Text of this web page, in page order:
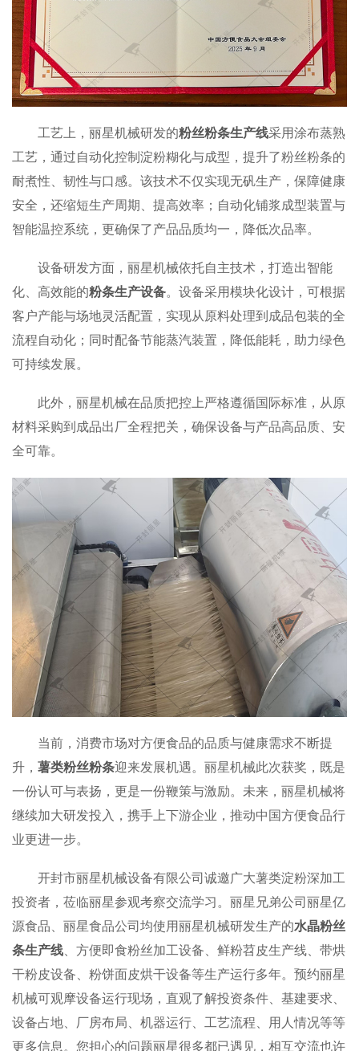
工艺上，丽星机械研发的粉丝粉条生产线采用涂布蒸熟
工艺，通过自动化控制淀粉糊化与成型，提升了粉丝粉条的
耐煮性、韧性与口感。该技术不仅实现无矾生产，保障健康
安全，还缩短生产周期、提高效率；自动化铺浆成型装置与
智能温控系统，更确保了产品品质均一，降低次品率。
设备研发方面，丽星机械依托自主技术，打造出智能
化、高效能的粉条生产设备。设备采用模块化设计，可根据
客户产能与场地灵活配置，实现从原料处理到成品包装的全
流程自动化；同时配备节能蒸汽装置，降低能耗，助力绿色
可持续发展。
此外，丽星机械在品质把控上严格遵循国际标准，从原
材料采购到成品出厂全程把关，确保设备与产品高品质、安
全可靠。
当前，消费市场对方便食品的品质与健康需求不断提
升， 薯类粉丝粉条迎来发展机遇。丽星机械此次获奖，既是
一份认可与表扬，更是一份鞭策与激励。未来，丽星机械将
继续加大研发投入，携手上下游企业，推动中国方便食品行
业更进一步。
开封市丽星机械设备有限公司诚邀广大薯类淀粉深加工
投资者，莅临丽星参观考察交流学习。丽星兄弟公司丽星亿
源食品、丽星食品公司均使用丽星机械研发生产的水晶粉丝
条生产线 、方便即食粉丝加工设备、鲜粉苕皮生产线、带烘
干粉皮设备、粉饼面皮烘干设备等生产运行多年。预约丽星
机械可观摩设备运行现场，直观了解投资条件、基建要求、
设备占地、厂房布局、机器运行、工艺流程、用人情况等等
更多信息。您担心的问题丽星很多都已遇见，相互交流也许